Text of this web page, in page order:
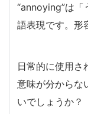
“annoying”は
語表現です。形
日常的に使用さ
意味が分からな
いでしょうか？